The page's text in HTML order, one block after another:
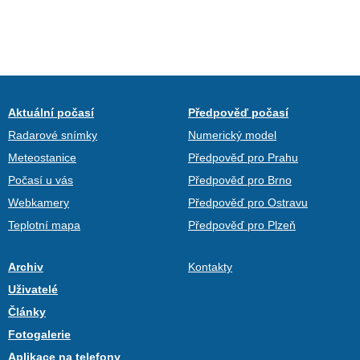
Aktuální počasí
Radarové snímky
Meteostanice
Počasí u vás
Webkamery
Teplotní mapa
Předpověď počasí
Numerický model
Předpověď pro Prahu
Předpověď pro Brno
Předpověď pro Ostravu
Předpověď pro Plzeň
Archiv
Uživatelé
Články
Fotogalerie
Aplikace na telefony
Kontakty